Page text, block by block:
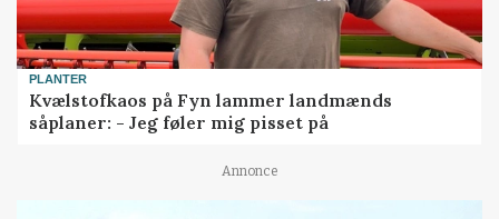
PLANTER
Kvælstofkaos på Fyn lammer landmænds
såplaner: - Jeg føler mig pisset på
Annonce